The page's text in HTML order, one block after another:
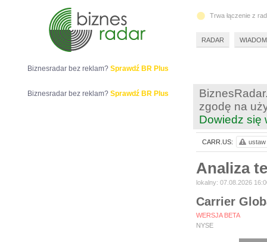
zgodę na
Dowiedz się
Analiza
lokalny: 07.08.2026
Carrier
WERSJA BETA
NYSE
CARR.US: ustaw
Biznesradar bez reklam? Sprawdź BR Plus
Biznesradar bez reklam? Sprawdź BR Plus
Trwa łączenie z
RADAR